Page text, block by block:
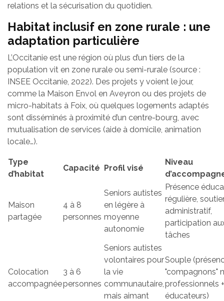
relations et la sécurisation du quotidien.
Habitat inclusif en zone rurale : une
adaptation particulière
L’Occitanie est une région où plus d’un tiers de la
population vit en zone rurale ou semi-rurale (source :
INSEE Occitanie, 2022). Des projets y voient le jour,
comme la Maison Envol en Aveyron ou des projets de
micro-habitats à Foix, où quelques logements adaptés
sont disséminés à proximité d’un centre-bourg, avec
mutualisation de services (aide à domicile, animation
locale…).
Type
d’habitat
Capacité Profil visé
Niveau
Maison
partagée
4 à 8
personnes
Seniors autistes
en légère à
moyenne
autonomie
Présence
régulière,
administratif,
participation
tâches
Colocation
accompagnée
3 à 6
personnes
Seniors autistes
volontaires pour
la vie
communautaire,
mais aimant
Souple
"compagnons"
professionnels +
éducateurs)